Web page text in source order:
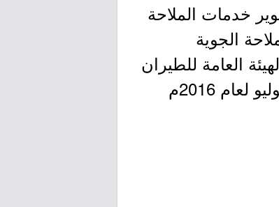
خدمات الملاحة
الجوية
العامة للطيران
المدني بتاريخ 28 جمادى الأولى 1437هـ وقد بدأت أعمالها في الأول من شهر يوليو لعام 2016م